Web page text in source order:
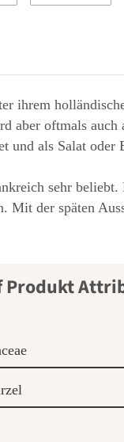
ihrem
aber oftmals
und als Salat oder
sehr
Mit der späten